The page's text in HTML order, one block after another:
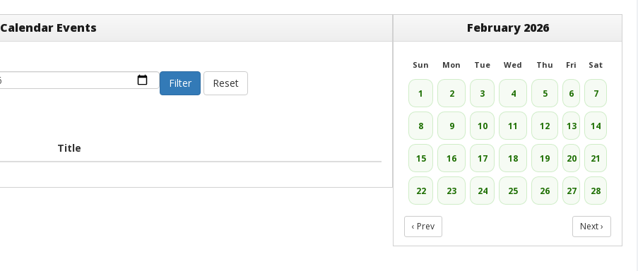
Calendar Events
Filter
Reset
Title
February 2026
Sun Mon Tue Wed Thu Fri Sat
1 2 3 4 5 6 7
8 9 10 11 12 13 14
15 16 17 18 19 20 21
22 23 24 25 26 27 28
‹ Prev Next ›